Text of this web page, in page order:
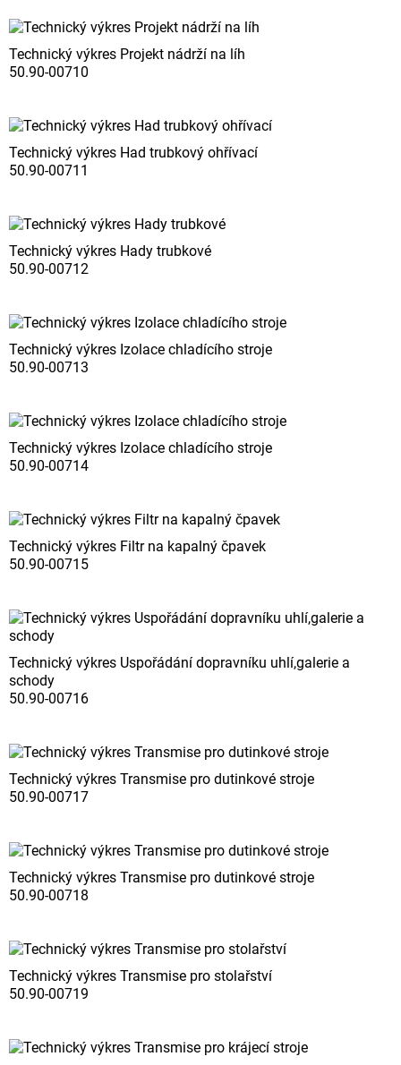
Technický výkres Projekt nádrží na líh
50.90-00710
Technický výkres Had trubkový ohřívací
50.90-00711
Technický výkres Hady trubkové
50.90-00712
Technický výkres Izolace chladícího stroje
50.90-00713
Technický výkres Izolace chladícího stroje
50.90-00714
Technický výkres Filtr na kapalný čpavek
50.90-00715
Technický výkres Uspořádání dopravníku uhlí,galerie a
schody
50.90-00716
Technický výkres Transmise pro dutinkové stroje
50.90-00717
Technický výkres Transmise pro dutinkové stroje
50.90-00718
Technický výkres Transmise pro stolařství
50.90-00719